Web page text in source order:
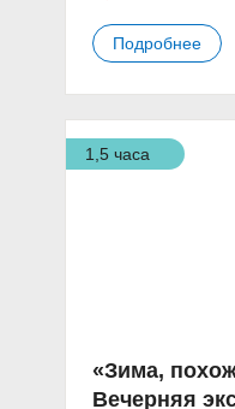
Подробнее
1,5 часа
«Зима,
Вечерняя